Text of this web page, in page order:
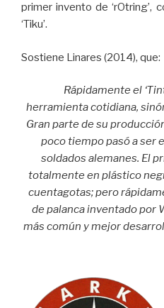
primer invento de ‘rOtring’,
‘Tiku’.
Sostiene Linares (2014), que:
Rápidamente el
herramienta cotidiana,
Gran parte de su
poco tiempo pasó a ser
soldados alemanes. El
totalmente en plástico
cuentagotas; pero
de palanca inventado por
más común y mejor